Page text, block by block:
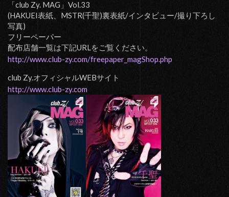
「club Zy. MAG」Vol.33
(HAKUEI表紙、MSTR(千聖)裏表紙/インタビュー/撮り下ろし
写真)
フリーペーパー
配布店舗一覧は下記URLをご覧ください。
http://www.club-zy.com/freepaper_magShop.php
club Zy.オフィシャルWEBサイト
http://www.club-zy.com